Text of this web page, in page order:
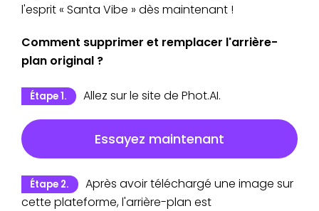
l'esprit « Santa Vibe » dès maintenant !
Comment supprimer et remplacer l'arrière-
plan original ?
Étape 1. Allez sur le site de Phot.AI.
Essayez maintenant
Étape 2.
Après avoir téléchargé une image sur
cette plateforme, l'arrière-plan est